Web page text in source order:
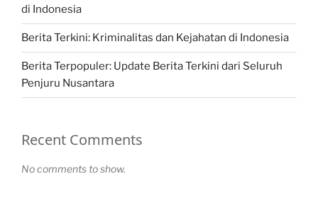
di Indonesia
Berita Terkini: Kriminalitas dan Kejahatan di Indonesia
Berita Terpopuler: Update Berita Terkini dari Seluruh
Penjuru Nusantara
Recent Comments
No comments to show.